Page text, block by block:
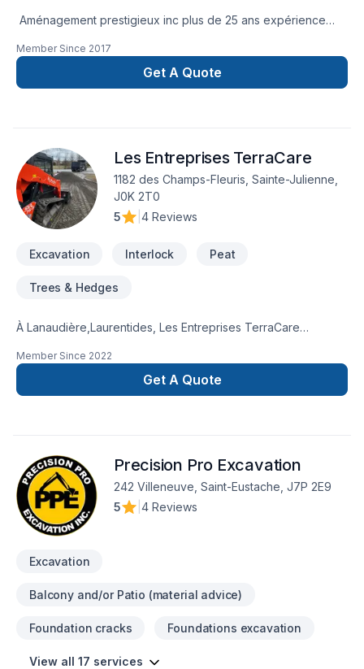
Aménagement prestigieux inc plus de 25 ans expérience
domaine. Un propriétaire pasDes employés professionnels et
respectueux une entreprise à écoute de ses clients. Une
seule numéro à retenir 514 292-0071
Member Since 2017
Get A Quote
Les Entreprises TerraCare
1182 des Champs-Fleuris, Sainte-Julienne,
J0K 2T0
5
4 Reviews
Excavation Interlock Peat
Trees & Hedges
À Lanaudière,Laurentides, Les Entreprises TerraCare
approche unique dans le domaine de Excavation, Pavé uni,
Tourbe. Nous croyons en l'importance d'une approche
personnalisée, adaptée à chaque client, pour garantir des
d'exception, centré sur vos besoins et vos aspirations.
Member Since 2022
Get A Quote
Precision Pro Excavation
242 Villeneuve, Saint-Eustache, J7P 2E9
5
4 Reviews
Excavation
Balcony and/or Patio (material advice)
Foundation cracks Foundations excavation
View all 17 services